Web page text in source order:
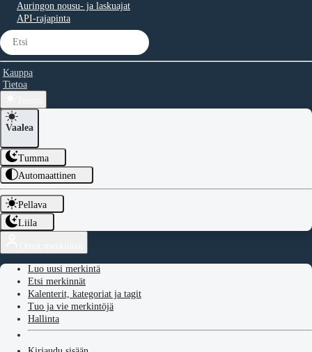
Auringon nousu- ja laskuajat
API-rajapinta
Kauppa
Tietoa
Vaalea
Tumma
Automaattinen
Pellava
Liila
Luo uusi merkintä
Etsi merkinnät
Kalenterit, kategoriat ja tagit
Tuo ja vie merkintöjä
Hallinta